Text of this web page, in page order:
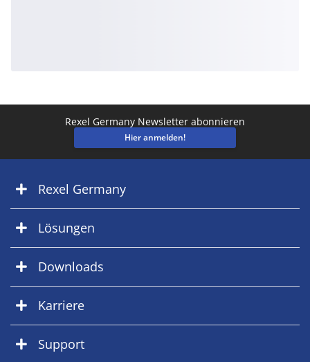
Rexel Germany Newsletter abonnieren
Hier anmelden!
Rexel Germany
Lösungen
Downloads
Karriere
Support